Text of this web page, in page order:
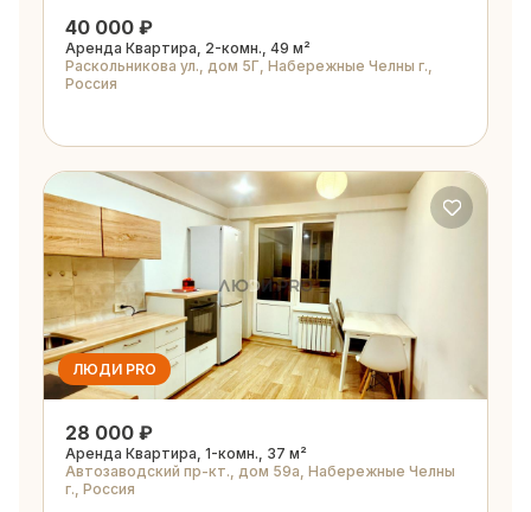
40 000 ₽
Аренда Квартира, 2-комн., 49 м²
Раскольникова ул., дом 5Г, Набережные Челны г.,
Россия
ЛЮДИ PRO
28 000 ₽
Аренда Квартира, 1-комн., 37 м²
Автозаводский пр-кт., дом 59а, Набережные Челны
г., Россия